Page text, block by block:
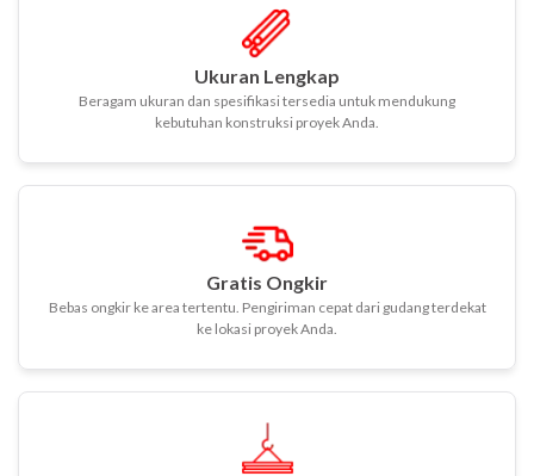
Ukuran Lengkap
Beragam ukuran dan spesifikasi tersedia untuk mendukung
kebutuhan konstruksi proyek Anda.
Gratis Ongkir
Bebas ongkir ke area tertentu. Pengiriman cepat dari gudang terdekat
ke lokasi proyek Anda.